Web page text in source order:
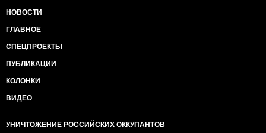
НОВОСТИ
ГЛАВНОЕ
СПЕЦПРОЕКТЫ
ПУБЛИКАЦИИ
КОЛОНКИ
ВИДЕО
УНИЧТОЖЕНИЕ РОССИЙСКИХ ОККУПАНТОВ